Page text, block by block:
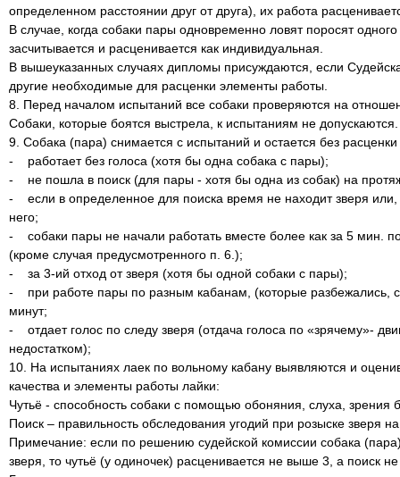
определенном расстоянии друг от друга), их работа
В случае, когда собаки пары одновременно ловят поросят
засчитывается и расценивается как индивидуальная.
В вышеуказанных случаях дипломы присуждаются, если
другие необходимые для расценки элементы работы.
8. Перед началом испытаний все собаки проверяются на
Собаки, которые боятся выстрела, к испытаниям не допускаются.
9. Собака (пара) снимается с испытаний и остается без
- работает без голоса (хотя бы одна собака с пары);
- не пошла в поиск (для пары - хотя бы одна из собак) на
- если в определенное для поиска время не находит зверя или,
него;
- собаки пары не начали работать вместе более как за 5 мин.
(кроме случая предусмотренного п. 6.);
- за 3-ий отход от зверя (хотя бы одной собаки с пары);
- при работе пары по разным кабанам, (которые разбежались,
минут;
- отдает голос по следу зверя (отдача голоса по «зрячему»-
недостатком);
10. На испытаниях лаек по вольному кабану выявляются и
качества и элементы работы лайки:
Чутьё - способность собаки с помощью обоняния, слуха, зрения
Поиск – правильность обследования угодий при розыске зверя
Примечание: если по решению судейской комиссии собака
зверя, то чутьё (у одиночек) расценивается не выше 3, а поиск